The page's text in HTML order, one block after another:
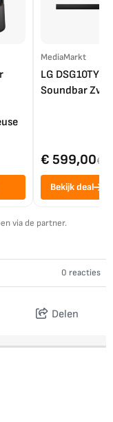
MediaMarkt
LG DSG10TY
Soundbar
€ 599,00€
Bekijk deal
via de partner.
0 reacties
Delen